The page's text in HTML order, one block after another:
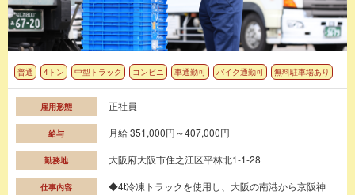
普通 4トン 中型トラック コンビニ 車通勤可 バイク通勤可 無料駐車場あり
雇用形態 正社員
給与 月給 351,000円～407,000円
勤務地 大阪府大阪市住之江区平林北1-1-28
仕事内容
◆4t冷凍トラックを使用し、大阪の南港から京阪神